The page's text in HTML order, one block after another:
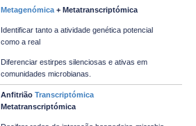
Metagenómica + Metatranscriptómica
Identificar tanto a atividade genética potencial
como a real
Diferenciar estirpes silenciosas e ativas em
comunidades microbianas.
Anfitrião Transcriptómica
Metatranscriptómica